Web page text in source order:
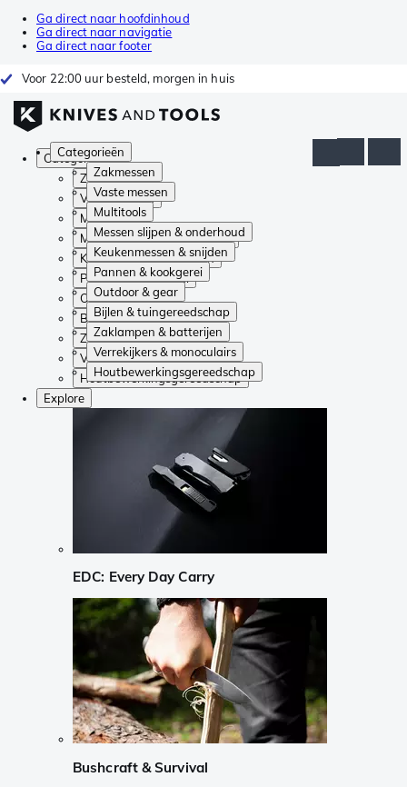
Ga direct naar hoofdinhoud
Ga direct naar navigatie
Ga direct naar footer
Voor 22:00 uur besteld, morgen in huis
Categorieën
Zakmessen
Vaste messen
Multitools
Messen slijpen & onderhoud
Keukenmessen & snijden
Pannen & kookgerei
Outdoor & gear
Bijlen & tuingereedschap
Zaklampen & batterijen
Verrekijkers & monoculairs
Houtbewerkingsgereedschap
Categorieën
Zakmessen
Vaste messen
Multitools
Messen slijpen & onderhoud
Keukenmessen & snijden
Pannen & kookgerei
Outdoor & gear
Bijlen & tuingereedschap
Zaklampen & batterijen
Verrekijkers & monoculairs
Houtbewerkingsgereedschap
Explore
EDC: Every Day Carry
Bushcraft & Survival